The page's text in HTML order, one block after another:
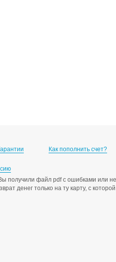
Как пополнить счет?
получили файл pdf с ошибками или
денег только на ту карту, с